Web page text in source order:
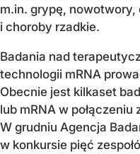
m.in. grypę,
i choroby rzadkie.
Badania nad
technologii mRNA
Obecnie jest kilkaset
lub mRNA w
W grudniu Agencja
w konkursie pięć